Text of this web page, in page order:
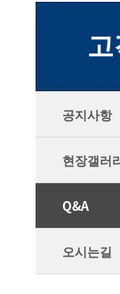
공지사항
현장갤러
Q&A
오시는길